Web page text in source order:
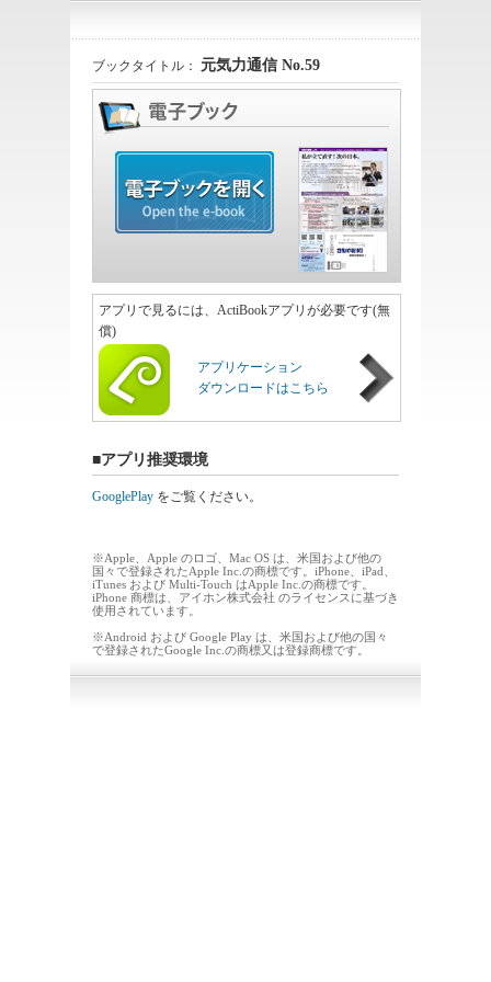
ブックタイトル： 元気力通信 No.59
アプリで見るには、ActiBookアプリが必要です(無
償)
アプリケーション
ダウンロードはこちら
■アプリ推奨環境
GooglePlay をご覧ください。
※Apple、Apple のロゴ、Mac OS は、米国および他の
国々で登録されたApple Inc.の商標です。iPhone、iPad、
iTunes および Multi-Touch はApple Inc.の商標です。
iPhone 商標は、アイホン株式会社 のライセンスに基づき
使用されています。
※Android および Google Play は、米国および他の国々
で登録されたGoogle Inc.の商標又は登録商標です。